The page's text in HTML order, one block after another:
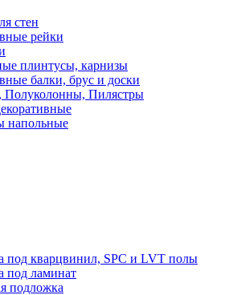
стен
рейки
плинтусы, карнизы
балки, брус и доски
Полуколонны, Пилястры
напольные
под кварцвинил, SPC и LVT полы
под ламинат
подложка